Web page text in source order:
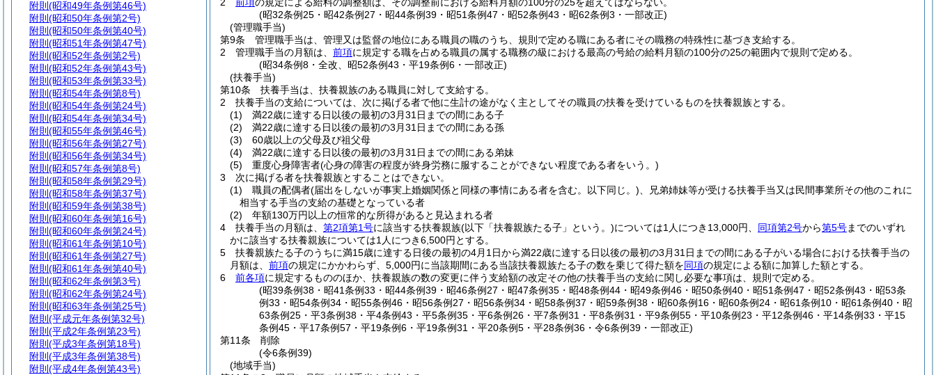
(昭32条例25・昭42条例27・昭44条例39・昭51条例47・昭52条例43・昭62条例3・一部改正)
(管理職手当)
第9条
管理職手当は、管理又は監督の地位にある職員の職のうち、規則で定める職にある者にその職務の特殊性に基づき支給する。
2
管理職手当の月額は、 前項に規定する職を占める職員の属する職務の級における最高の号給の給料月額の100分の25の範囲内で規則で定める。
(昭34条例8・全改、昭52条例43・平19条例6・一部改正)
(扶養手当)
第10条
扶養手当は、扶養親族のある職員に対して支給する。
2
扶養手当の支給については、次に掲げる者で他に生計の途がなく主としてその職員の扶養を受けているものを扶養親族とする。
(1)
満22歳に達する日以後の最初の3月31日までの間にある子
(2)
満22歳に達する日以後の最初の3月31日までの間にある孫
(3)
60歳以上の父母及び祖父母
(4)
満22歳に達する日以後の最初の3月31日までの間にある弟妹
(5)
重度心身障害者(心身の障害の程度が終身労務に服することができない程度である者をいう。)
3
次に掲げる者を扶養親族とすることはできない。
(1)
職員の配偶者(届出をしないが事実上婚姻関係と同様の事情にある者を含む。以下同じ。) 、兄弟姉妹等が受ける扶養手当又は民間事業所その他のこれに
相当する手当の支給の基礎となっている者
(2)
年額130万円以上の恒常的な所得があると見込まれる者
4
扶養手当の月額は、 第2項第1号に該当する扶養親族(以下「扶養親族たる子」という。)については1人につき13,000円、 同項第2号から第5号までのいずれ
かに該当する扶養親族については1人につき6,500円とする。
5
扶養親族たる子のうちに満15歳に達する日後の最初の4月1日から満22歳に達する日以後の最初の3月31日までの間にある子がいる場合における扶養手当の
月額は、 前項の規定にかかわらず、5,000円に当該期間にある当該扶養親族たる子の数を乗じて得た額を同項の規定による額に加算した額とする。
6
前各項に規定するもののほか、扶養親族の数の変更に伴う支給額の改定その他の扶養手当の支給に関し必要な事項は、規則で定める。
(昭39条例38・昭41条例33・昭44条例39・昭46条例27・昭47条例35・昭48条例44・昭49条例46・昭50条例40・昭51条例47・昭52条例43・昭53条
例33・昭54条例34・昭55条例46・昭56条例27・昭56条例34・昭58条例37・昭59条例38・昭60条例16・昭60条例24・昭61条例10・昭61条例40・昭
63条例25・平3条例38・平4条例43・平5条例35・平6条例26・平7条例31・平8条例31・平9条例55・平10条例23・平12条例46・平14条例33・平15
条例45・平17条例57・平19条例6・平19条例31・平20条例5・平28条例36・令6条例39・一部改正)
第11条
削除
(令6条例39)
(地域手当)
附則 (昭和49年条例第46号)
附則 (昭和50年条例第2号)
附則 (昭和50年条例第40号)
附則 (昭和51年条例第47号)
附則 (昭和52年条例第2号)
附則 (昭和52年条例第43号)
附則 (昭和53年条例第33号)
附則 (昭和54年条例第8号)
附則 (昭和54年条例第24号)
附則 (昭和54年条例第34号)
附則 (昭和55年条例第46号)
附則 (昭和56年条例第27号)
附則 (昭和56年条例第34号)
附則 (昭和57年条例第8号)
附則 (昭和58年条例第29号)
附則 (昭和58年条例第37号)
附則 (昭和59年条例第38号)
附則 (昭和60年条例第16号)
附則 (昭和60年条例第24号)
附則 (昭和61年条例第10号)
附則 (昭和61年条例第27号)
附則 (昭和61年条例第40号)
附則 (昭和62年条例第3号)
附則 (昭和62年条例第24号)
附則 (昭和63年条例第25号)
附則 (平成元年条例第32号)
附則 (平成2年条例第23号)
附則 (平成3年条例第18号)
附則 (平成3年条例第38号)
附則 (平成4年条例第43号)